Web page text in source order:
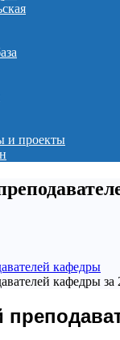
и проекты
кафедры
кафедры за